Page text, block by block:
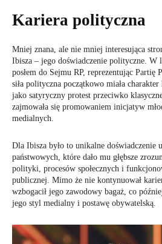
Kariera polityczna
Mniej znana, ale nie mniej interesująca
Ibisza – jego doświadczenie polityczne. W
posłem do Sejmu RP, reprezentując Partię
siła polityczna początkowo miała
jako satyryczny protest przeciwko
zajmowała się promowaniem inicjatyw
medialnych.
Dla Ibisza było to unikalne doświadczenie
państwowych, które dało mu głębsze
polityki, procesów społecznych i
publicznej. Mimo że nie kontynuował
wzbogacił jego zawodowy bagaż, co
jego styl medialny i postawę obywatelską.